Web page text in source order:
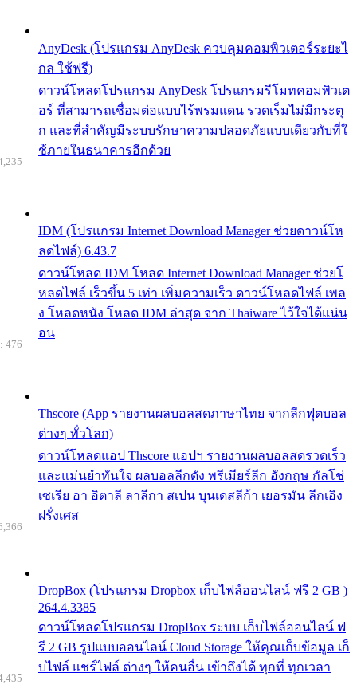
AnyDesk (โปรแกรม AnyDesk ควบคุมคอมพิวเตอร์ระยะไ
กล ใช้ฟรี)
ดาวน์โหลดโปรแกรม AnyDesk โปรแกรมรีโมทคอมพิวเต
อร์ ที่สามารถเชื่อมต่อแบบไร้พรมแดน รวดเร็มไม่มีกระตุ
ก และที่สำคัญมีระบบรักษาความปลอดภัยแบบเดียวกับที่ใ
ช้ภายในธนาคารอีกด้วย
IDM (โปรแกรม Internet Download Manager ช่วยดาวน์โห
ลดไฟล์) 6.43.7
ดาวน์โหลด IDM โหลด Internet Download Manager ช่วยโ
หลดไฟล์ เร็วขึ้น 5 เท่า เพิ่มความเร็ว ดาวน์โหลดไฟล์ เพล
ง โหลดหนัง โหลด IDM ล่าสุด จาก Thaiware ไว้ใจได้แน่น
อน
Thscore (App รายงานผลบอลสดภาษาไทย จากลีกฟุตบอล
ต่างๆ ทั่วโลก)
ดาวน์โหลดแอป Thscore แอปฯ รายงานผลบอลสดรวดเร็ว
และแม่นยำทันใจ ผลบอลลีกดัง พรีเมียร์ลีก อังกฤษ กัลโช่
เซเรีย อา อิตาลี ลาลีกา สเปน บุนเดสลีก้า เยอรมัน ลีกเอิง
ฝรั่งเศส
476
DropBox (โปรแกรม Dropbox เก็บไฟล์ออนไลน์ ฟรี 2 GB )
264.4.3385
ดาวน์โหลดโปรแกรม DropBox ระบบ เก็บไฟล์ออนไลน์ ฟ
รี 2 GB รูปแบบออนไลน์ Cloud Storage ให้คุณเก็บข้อมูล เก็
บไฟล์ แชร์ไฟล์ ต่างๆ ให้คนอื่น เข้าถึงได้ ทุกที่ ทุกเวลา